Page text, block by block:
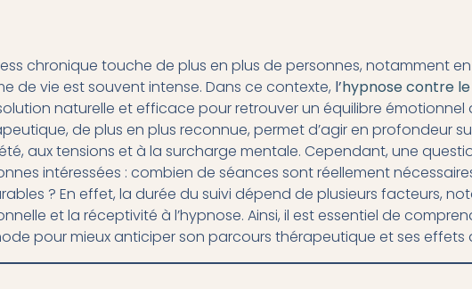
chronique touche de plus en plus de personnes, notamment
de vie est souvent intense. Dans ce contexte, l’hypnose contre
naturelle et efficace pour retrouver un équilibre
de plus en plus reconnue, permet d’agir en profondeur
aux tensions et à la surcharge mentale. Cependant, une
intéressées : combien de séances sont réellement
? En effet, la durée du suivi dépend de plusieurs facteurs,
et la réceptivité à l’hypnose. Ainsi, il est essentiel de
pour mieux anticiper son parcours thérapeutique et ses effets